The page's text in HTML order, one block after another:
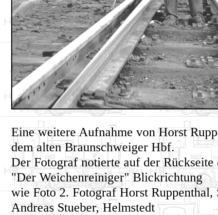
Eine weitere Aufnahme von Horst
dem alten Braunschweiger Hbf.
Der Fotograf notierte auf der Rückseite
"Der Weichenreiniger" Blickrichtung
wie Foto 2. Fotograf Horst Ruppenthal,
Andreas Stueber, Helmstedt